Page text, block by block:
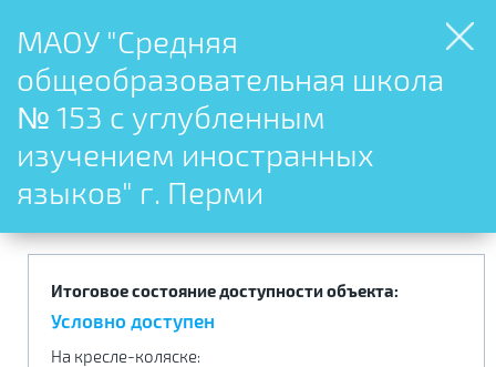
МАОУ "Средняя
общеобразовательная школа
№ 153 с углубленным
изучением иностранных
языков" г. Перми
Итоговое состояние доступности объекта:
Условно доступен
На кресле-коляске: